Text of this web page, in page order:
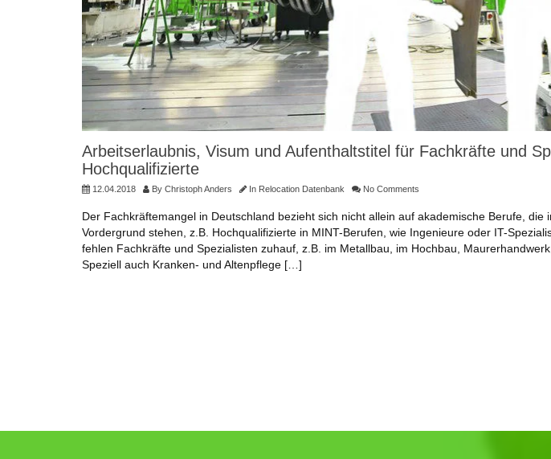
Arbeitserlaubnis, Visum und Aufenthaltstitel für Fachkräfte und
Hochqualifizierte
12.04.2018 By Christoph Anders In Relocation Datenbank No Comments
Der Fachkräftemangel in Deutschland bezieht sich nicht allein auf akademische Berufe, die
Vordergrund stehen, z.B. Hochqualifizierte in MINT-Berufen, wie Ingenieure oder IT-
fehlen Fachkräfte und Spezialisten zuhauf, z.B. im Metallbau, im Hochbau,
Speziell auch Kranken- und Altenpflege […]